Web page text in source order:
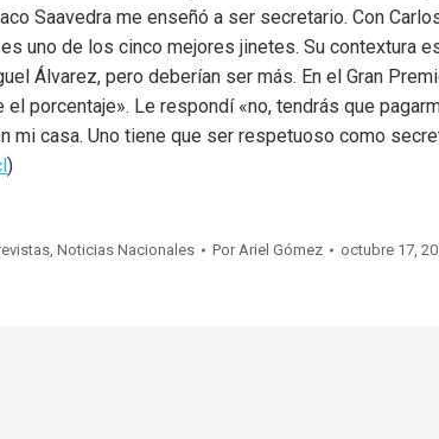
Saavedra me enseñó a ser secretario. Con
uno de los cinco mejores jinetes. Su
Álvarez, pero deberían ser más. En el Gran
porcentaje». Le respondí «no, tendrás que
mi casa. Uno tiene que ser respetuoso como
)
, Noticias Nacionales PorAriel Gómez octubre 17,